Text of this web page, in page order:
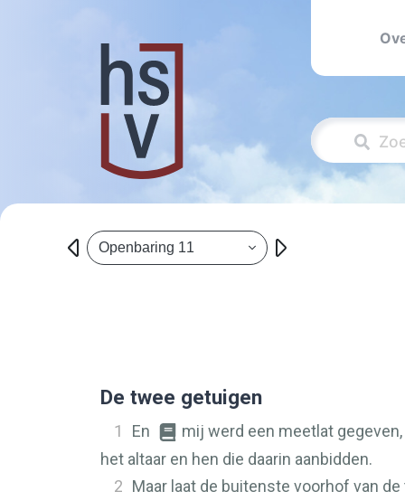
Openbaring 11
De twee getuigen
1 En mij werd een meetlat
het altaar en hen die daarin aanbidden.
2 Maar laat de buitenste voorhof van